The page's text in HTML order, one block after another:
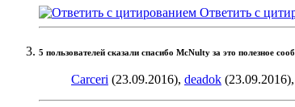
Ответить с
5 пользователей сказали cпасибо McNulty за это полезное
Carceri (23.09.2016), deadok (23.09.2016),